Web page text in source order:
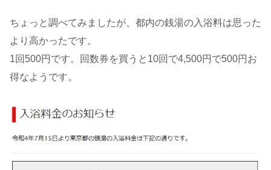
ちょっと調べてみましたが、都内の銭湯の入浴料は思った
より高かったです。
1回500円です。回数券を買うと10回で4,500円で500円お
得なようです。